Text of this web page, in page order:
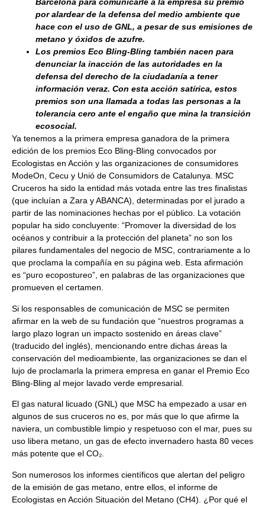
Barcelona para comunicarle a la empresa su premio
por alardear de la defensa del medio ambiente que
hace con el uso de GNL, a pesar de sus emisiones de
metano y óxidos de azufre.
Los premios Eco Bling-Bling también nacen para
denunciar la inacción de las autoridades en la
defensa del derecho de la ciudadanía a tener
información veraz. Con esta acción satírica, estos
premios son una llamada a todas las personas a la
tolerancia cero ante el engaño que mina la transición
ecosocial.
Ya tenemos a la primera empresa ganadora de la primera
edición de los premios Eco Bling-Bling convocados por
Ecologistas en Acción y las organizaciones de consumidores
ModeOn, Cecu y Unió de Consumidors de Catalunya. MSC
Cruceros ha sido la entidad más votada entre las tres finalistas
(que incluían a Zara y ABANCA), determinadas por el jurado a
partir de las nominaciones hechas por el público. La votación
popular ha sido concluyente: “Promover la diversidad de los
océanos y contribuir a la protección del planeta” no son los
pilares fundamentales del negocio de MSC, contrariamente a lo
que proclama la compañía en su página web. Esta afirmación
es “puro ecopostureo”, en palabras de las organizaciones que
promueven el certamen.
Si los responsables de comunicación de MSC se permiten
afirmar en la web de su fundación que “nuestros programas a
largo plazo logran un impacto sostenido en áreas clave”
(traducido del inglés), mencionando entre dichas áreas la
conservación del medioambiente, las organizaciones se dan el
lujo de proclamarla la primera empresa en ganar el Premio Eco
Bling-Bling al mejor lavado verde empresarial.
El gas natural licuado (GNL) que MSC ha empezado a usar en
algunos de sus cruceros no es, por más que lo que afirme la
naviera, un combustible limpio y respetuoso con el mar, pues su
uso libera metano, un gas de efecto invernadero hasta 80 veces
más potente que el CO₂.
Son numerosos los informes científicos que alertan del peligro
de la emisión de gas metano, entre ellos, el informe de
Ecologistas en Acción Situación del Metano (CH4). ¿Por qué el